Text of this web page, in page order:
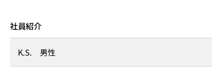
社員紹介
K.S. 男性